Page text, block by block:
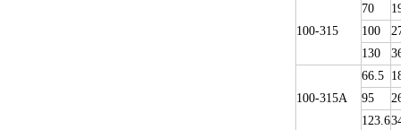
100-315
70
100
130
100-315A
66.5
95
123.6